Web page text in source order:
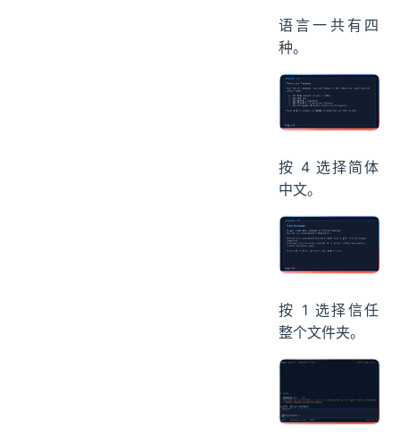
语言一共有四
种。
按 4 选择简体
中文。
按 1 选择信任
整个文件夹。